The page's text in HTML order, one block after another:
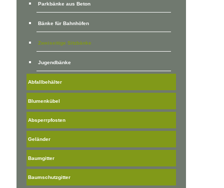
Parkbänke aus Beton
Bänke für Bahnhöfen
Zweiseitige Sitzbänke
Jugendbänke
Abfallbehälter
Blumenkübel
Absperrpfosten
Geländer
Baumgitter
Baumschutzgitter